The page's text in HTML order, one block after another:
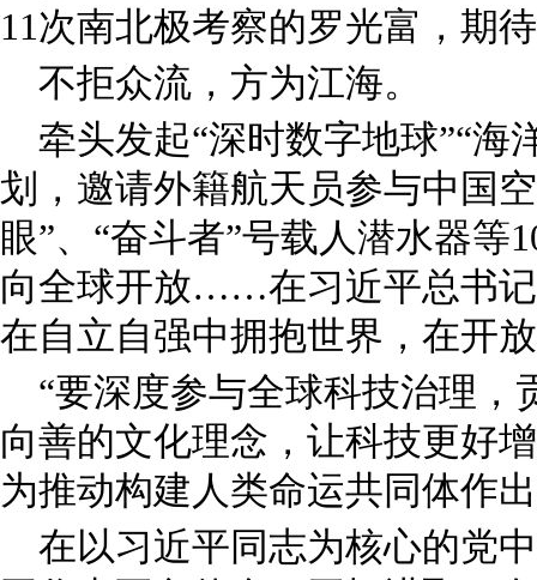
11次南北极考察的罗光富，期
不拒众流，方为江海。
牵头发起“深时数字地球”“海
划，邀请外籍航天员参与中国
眼”、“奋斗者”号载人潜水器等
向全球开放……在习近平总书
在自立自强中拥抱世界，在开
“要深度参与全球科技治理，
向善的文化理念，让科技更好
为推动构建人类命运共同体作
在以习近平同志为核心的党